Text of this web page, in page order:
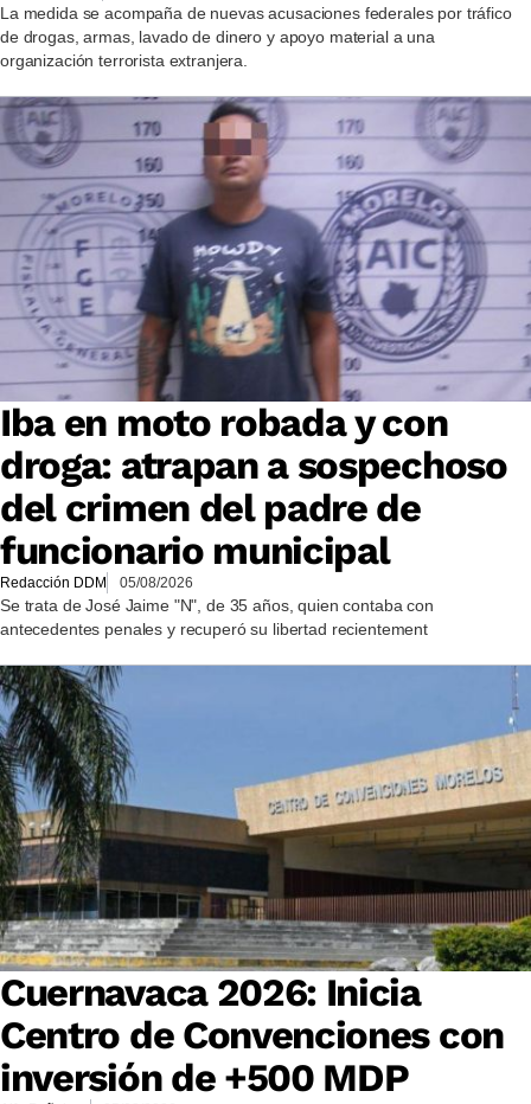
La medida se acompaña de nuevas acusaciones federales por tráfico
de drogas, armas, lavado de dinero y apoyo material a una
organización terrorista extranjera.
Iba en moto robada y con
droga: atrapan a sospechoso
del crimen del padre de
funcionario municipal
Redacción DDM 05/08/2026
Se trata de José Jaime "N", de 35 años, quien contaba con
antecedentes penales y recuperó su libertad recientement
Cuernavaca 2026: Inicia
Centro de Convenciones con
inversión de +500 MDP